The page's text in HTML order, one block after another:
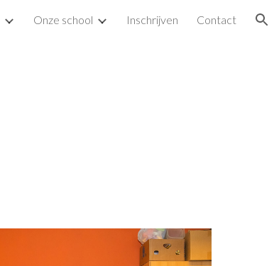
Onze school Inschrijven Contact